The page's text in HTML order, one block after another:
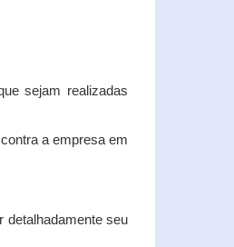
sejam realizadas
a empresa em
detalhadamente seu